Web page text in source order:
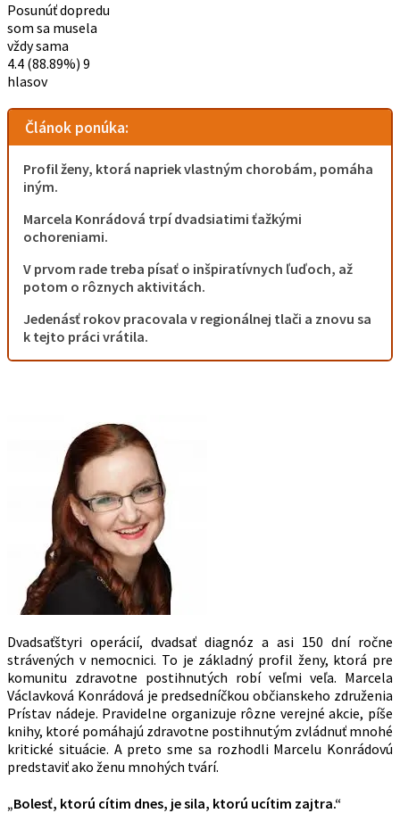
Posunúť dopredu
som sa musela
vždy sama
4.4 (88.89%) 9
hlasov
Článok ponúka:
Profil ženy, ktorá napriek vlastným chorobám, pomáha
iným.
Marcela Konrádová trpí dvadsiatimi ťažkými
ochoreniami.
V prvom rade treba písať o inšpiratívnych ľuďoch, až
potom o rôznych aktivitách.
Jedenásť rokov pracovala v regionálnej tlači a znovu sa
k tejto práci vrátila.
Dvadsaťštyri operácií, dvadsať diagnóz a asi 150 dní ročne
strávených v nemocnici. To je základný profil ženy, ktorá pre
komunitu zdravotne postihnutých robí veľmi veľa. Marcela
Václavková Konrádová je predsedníčkou občianskeho združenia
Prístav nádeje. Pravidelne organizuje rôzne verejné akcie, píše
knihy, ktoré pomáhajú zdravotne postihnutým zvládnuť mnohé
kritické situácie. A preto sme sa rozhodli Marcelu Konrádovú
predstaviť ako ženu mnohých tvárí.
„Bolesť, ktorú cítim dnes, je sila, ktorú ucítim zajtra.“